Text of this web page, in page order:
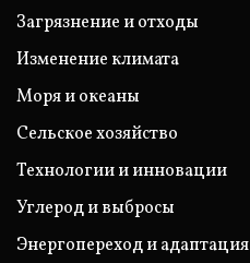
Загрязнение и отходы
Изменение климата
Моря и океаны
Сельское хозяйство
Технологии и инновации
Углерод и выбросы
Энергопереход и адаптация